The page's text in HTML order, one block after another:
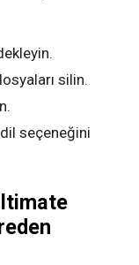
silin.
seçeneğini